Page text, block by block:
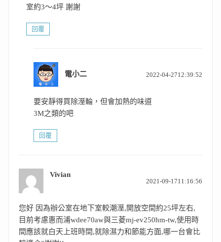
室約3～4坪 謝謝
回覆
電小二 2022-04-2712:39:52
要安靜得買除溼輪，但會加熱的味道
3M之類的吧
回覆
Vivian
2021-09-1711:16:56
您好 因為辦公室在地下室較潮溼,開放空間約25坪左右,
目前考慮惠而浦wdee70aw與三菱mj-ev250hm-tw,使用時
間應該就白天上班時間,就除濕力和節能方面,哪一台會比